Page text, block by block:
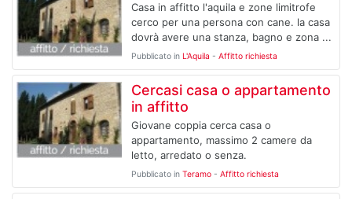
Casa in affitto l'aquila e zone limitrofe
cerco per una persona con cane. la casa
dovrà avere una stanza, bagno e zona ...
Pubblicato in L'Aquila - Affitto richiesta
Cercasi casa o appartamento
in affitto
Giovane coppia cerca casa o
appartamento, massimo 2 camere da
letto, arredato o senza.
Pubblicato in Teramo- Affitto richiesta